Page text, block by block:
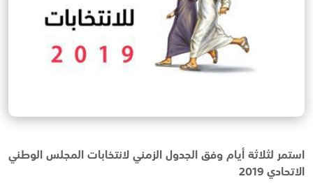
استمر لثلاثة أيام وفق الجدول الزمني لانتخابات المجلس الوطني
الاتحادي 2019